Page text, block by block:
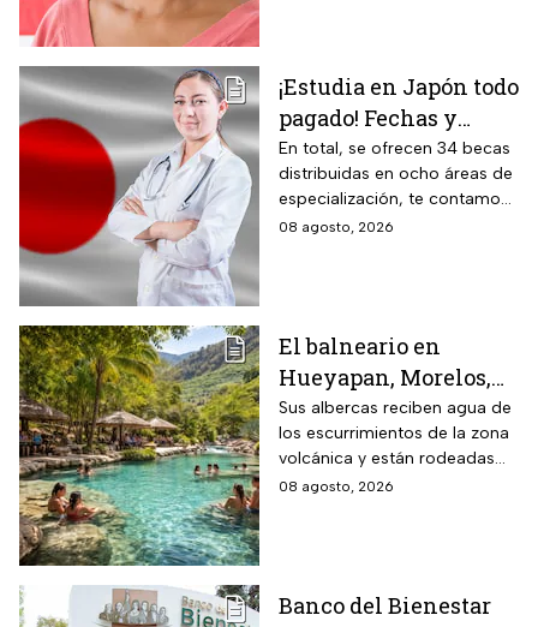
¡Estudia en Japón todo
pagado! Fechas y
requisitos de la
convocatoria para
becas de estancias en
2026
En total, se ofrecen 34 becas
distribuidas en ocho áreas de
especialización, te contamos
todos los detalles.
08 agosto, 2026
El balneario en
Hueyapan, Morelos,
que combina albercas
cristalinas con la
naturaleza del volcán
Popocatépetl y cuesta
Sus albercas reciben agua de
los escurrimientos de la zona
volcánica y están rodeadas
de vegetación, áreas verdes y
08 agosto, 2026
Banco del Bienestar